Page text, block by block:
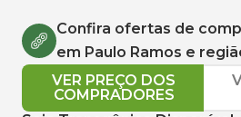
Confira ofertas de
em Paulo Ramos e
VER PREÇO DOS
COMPRADORES